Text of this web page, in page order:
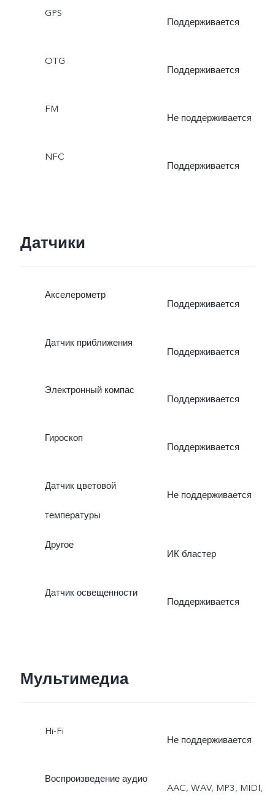
Моментальный снимок,
Двойной обзор
GPS
Поддерживается
OTG
Поддерживается
FM
Не поддерживается
NFC
Поддерживается
Датчики
Акселерометр
Поддерживается
Датчик приближения
Поддерживается
Электронный компас
Поддерживается
Гироскоп
Поддерживается
Датчик цветовой
температуры
Не поддерживается
Другое
ИК бластер
Датчик освещенности
Поддерживается
Мультимедиа
Hi-Fi
Не поддерживается
Воспроизведение аудио
AAC, WAV, MP3, MIDI,